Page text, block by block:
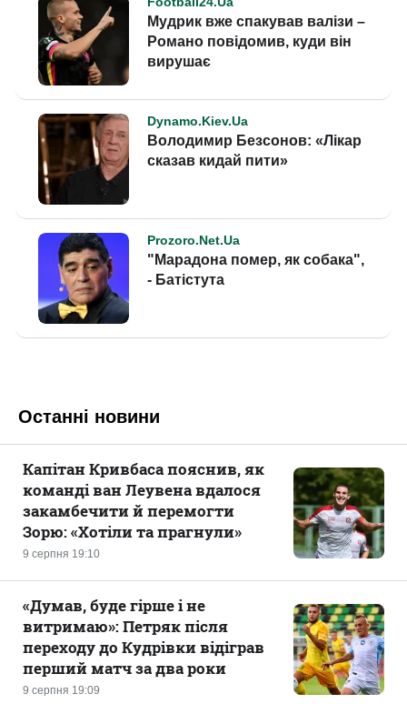
Останні новини
9 серпня 19:10
Капітан Кривбаса пояснив, як
команді ван Леувена вдалося
закамбечити й перемогти
Зорю: «Хотіли та прагнули»
9 серпня 19:09
«Думав, буде гірше і не
витримаю»: Петряк після
переходу до Кудрівки відіграв
перший матч за два роки